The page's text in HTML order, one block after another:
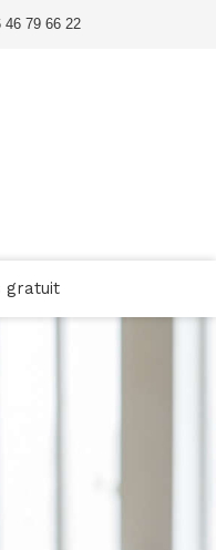
46 79 66 22
gratuit